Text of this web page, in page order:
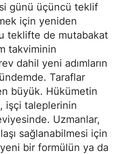
günü üçüncü teklif
için yeniden
teklifte de mutabakat
takviminin
dahil yeni adımların
Taraflar
büyük. Hükümetin
işçi taleplerinin
Uzmanlar,
sağlanabilmesi için
bir formülün ya da